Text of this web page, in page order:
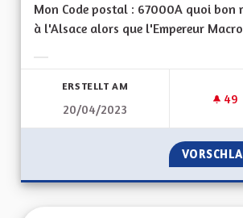
Mon Code postal : 67000A quoi bon
à l'Alsace alors que l'Empereur
ERSTELLT AM
20/04/2023
49